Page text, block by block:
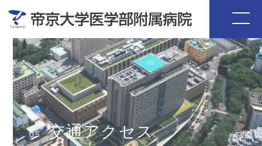
05 交通アクセス